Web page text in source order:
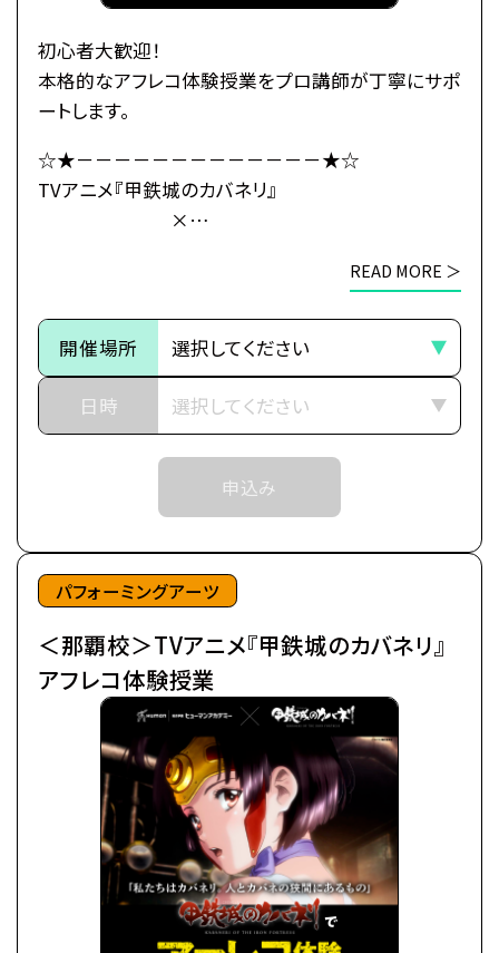
カバネ撃退の策を立てるのだが、
「海門」の地にはある“秘密”が
隠されていたのだった――。
そのため、ご予約状況により、
抽選等の対応をさせていただく場合がございます。
※当日ご参加いただける方には校舎の職員より
予約確定のご連絡をいたします。
それまでは予約完了しておりませんので
予めご了承ください。
※中学生以上の方が対象となります。
©カバネリ製作委員会
初心者大歓迎！
本格的なアフレコ体験授業をプロ講師が丁寧にサポ
ートします。
☆★－－－－－－－－－－－－－★☆
TVアニメ『甲鉄城のカバネリ』
×
☆★－－－－－－－－－－－－－★☆
～イントロダクション～
その旅路の先に、新たな運命（さだめ）
世界中に産業革命の波が押し寄せ、
近世から近代に移り変わろうとした頃、
突如として不死の怪物が現れた。
後にカバネと呼ばれる事になるそれらは、
鋼鉄の皮膜に覆われた心臓を持ち、
噛んだ者までもカバネにしてしまう。
カバネは爆発的に増殖し、
全世界を覆い尽くしていった。
極東の島国である日ノ本（ひのもと）で、
分厚い装甲に覆われた蒸気機関車、
通称・駿城（はやじろ）の一つ、
甲鉄城（こうてつじょう）に乗り込んだ生駒たちは、
熾烈な戦いを潜り抜け、カバネと人の新たな攻防戦
日本海に面する廃坑駅「海門（うなと）」に辿りつい
生駒たちは、同じくカバネから「海門」を奪取せんとす
READ MORE ＞
開催場所
日時
申込み
パフォーミングアーツ
＜那覇校＞TVアニメ『甲鉄城のカバネリ』
アフレコ体験授業